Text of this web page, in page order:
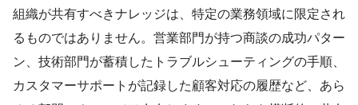
組織が共有すべきナレッジは、特定の業務領域に限定され
るものではありません。営業部門が持つ商談の成功パター
ン、技術部門が蓄積したトラブルシューティングの手順、
カスタマーサポートが記録した顧客対応の履歴など、あら